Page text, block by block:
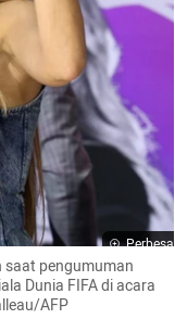
Perbesar
saat pengumuman
Dunia FIFA di acara
AFP